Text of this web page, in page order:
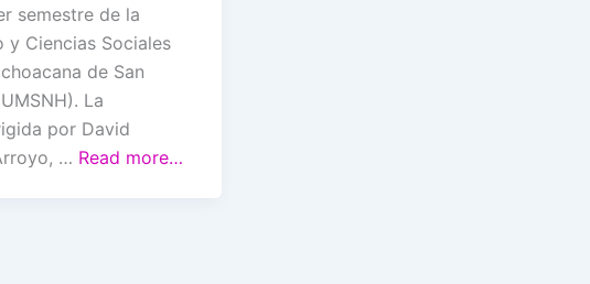
semestre de la
y Ciencias Sociales
de San
La
por David
… Read more…